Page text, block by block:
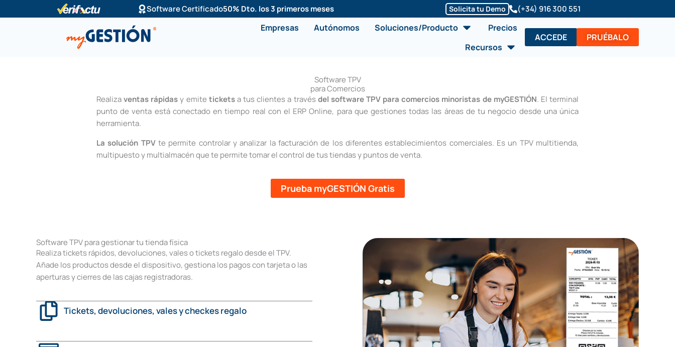
al
Software Certificado50% Dto. los 3 primeros meses Solicita tu Demo (+34) 916 300 551
Empresas Autónomos Soluciones/Producto Abrir Soluciones/Producto
Precios
Recursos Abrir Recursos
ACCEDE PRUÉBALO
Software TPV
para Comercios
Realizaventas rápidasy emite ticketsa tus clientes a travésdel software TPV para comercios minoristas de myGESTIÓN. El terminal
punto de venta está conectado en tiempo real con el ERP Online, para que gestiones todas las áreas de tu negocio desde una única
herramienta.
La solución TPVte permite controlar y analizar la facturación de los diferentes establecimientos comerciales. Es un TPV multitienda,
multipuesto y multialmacén que te permite tomar el control de tus tiendas y puntos de venta.
Prueba myGESTIÓN Gratis
Software TPV para gestionar tu tienda física
Realiza tickets rápidos, devoluciones, vales o tickets regalo desde el TPV.
Añade los productos desde el dispositivo, gestiona los pagos con tarjeta o las
aperturas y cierres de las cajas registradoras.
Tickets, devoluciones, vales y checkes regalo